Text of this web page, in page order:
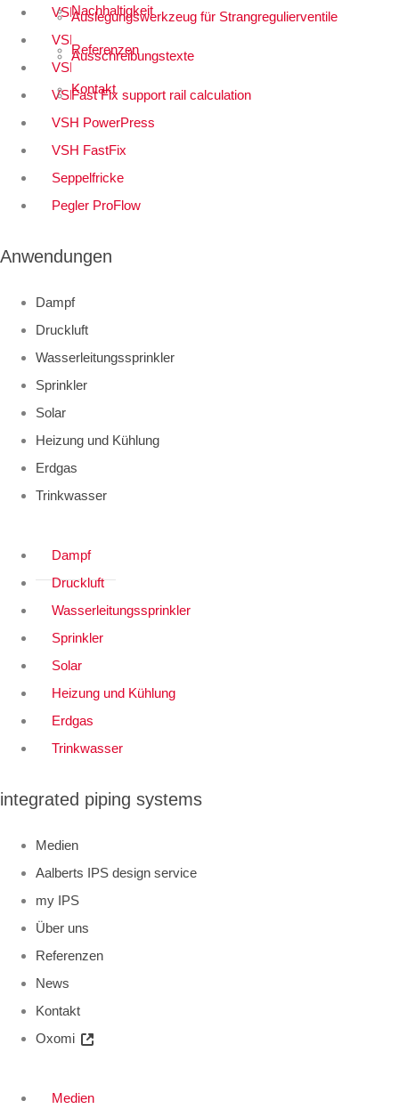
Auslegungswerkzeug für Strangregulierventile
Ausschreibungstexte
Fast Fix support rail calculation
Nachhaltigkeit
Referenzen
Kontakt
VSH SudoPress
VSH SmartPress
VSH CoolPress
VSH Shurjoint
VSH PowerPress
VSH FastFix
Seppelfricke
Pegler ProFlow
Anwendungen
Dampf
Druckluft
Wasserleitungssprinkler
Sprinkler
Solar
Heizung und Kühlung
Erdgas
Trinkwasser
Dampf
Druckluft
Wasserleitungssprinkler
Sprinkler
Solar
Heizung und Kühlung
Erdgas
Trinkwasser
integrated piping systems
Medien
Aalberts IPS design service
my IPS
Über uns
Referenzen
News
Kontakt
Oxomi
Medien